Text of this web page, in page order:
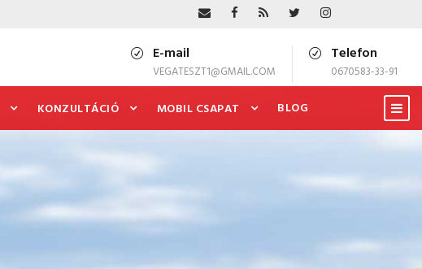
E-mail
VEGATESZT1@GMAIL.COM
Telefon
0670583-33-91
KONZULTÁCIÓ MOBIL CSAPAT BLOG